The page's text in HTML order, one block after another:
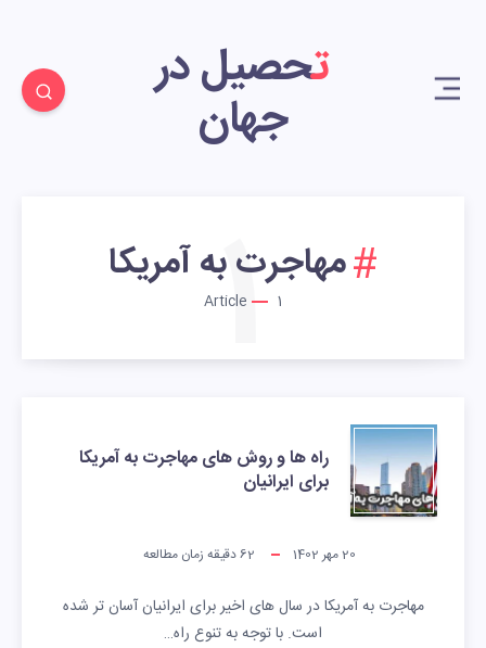
تحصیل در
جهان
مهاجرت به آمریکا
1
1
راه ها و روش های مهاجرت به آمریکا
برای ایرانیان
20 مهر 1402 62دقیقه زمان مطالعه
مهاجرت به آمریکا در سال های اخیر برای ایرانیان آسان تر شده
است. با توجه به تنوع راه…